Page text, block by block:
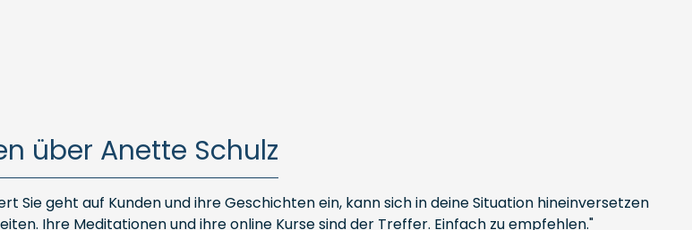
über Anette Schulz
geht auf Kunden und ihre Geschichten ein, kann sich in deine Situation hineinversetzen
Ihre Meditationen und ihre online Kurse sind der Treffer. Einfach zu empfehlen."